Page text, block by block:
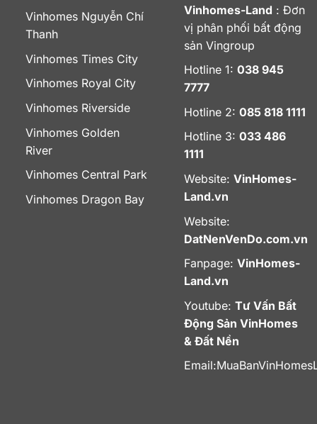
Vinhomes Nguyễn Chí
Thanh
Vinhomes Times City
Vinhomes Royal City
Vinhomes Riverside
Vinhomes Golden
River
Vinhomes Central Park
Vinhomes Dragon Bay
Vinhomes-Land : Đơn
vị phân phối bất động
sản Vingroup
Hotline 1: 038 945
7777
Hotline 2: 085 818 1111
Hotline 3: 033 486
1111
Website: VinHomes-
Land.vn
Website:
DatNenVenDo.com.vn
Fanpage: VinHomes-
Land.vn
Youtube: Tư Vấn Bất
Động Sản VinHomes
& Đất Nền
Email: